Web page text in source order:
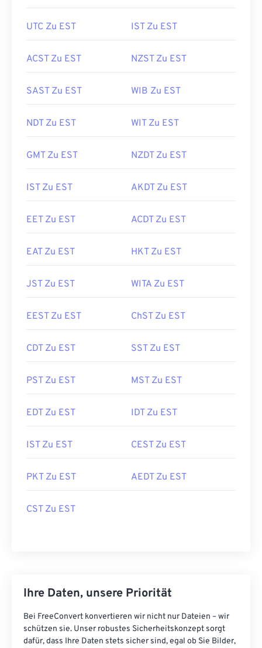
UTC Zu EST IST Zu EST
ACST Zu EST NZST Zu EST
SAST Zu EST WIB Zu EST
NDT Zu EST WIT Zu EST
GMT Zu EST NZDT Zu EST
IST Zu EST AKDT Zu EST
EET Zu EST ACDT Zu EST
EAT Zu EST HKT Zu EST
JST Zu EST WITA Zu EST
EEST Zu EST ChST Zu EST
CDT Zu EST SST Zu EST
PST Zu EST MST Zu EST
EDT Zu EST IDT Zu EST
IST Zu EST CEST Zu EST
PKT Zu EST AEDT Zu EST
CST Zu EST
Ihre Daten, unsere Priorität
Bei FreeConvert konvertieren wir nicht nur Dateien – wir
schützen sie. Unser robustes Sicherheitskonzept sorgt
dafür, dass Ihre Daten stets sicher sind, egal ob Sie Bilder,